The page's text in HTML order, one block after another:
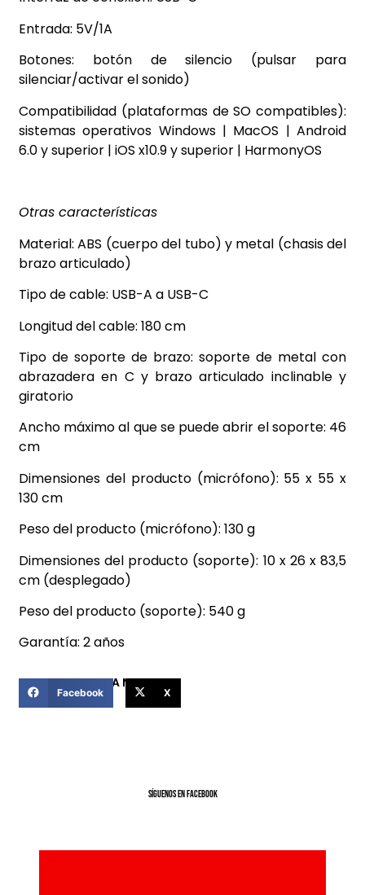
Entrada: 5V/1A
Botones: botón de silencio (pulsar para
silenciar/activar el sonido)
Compatibilidad (plataformas de SO compatibles):
sistemas operativos Windows | MacOS | Android
6.0 y superior | iOS x10.9 y superior | HarmonyOS
Otras características
Material: ABS (cuerpo del tubo) y metal (chasis del
brazo articulado)
Tipo de cable: USB-A a USB-C
Longitud del cable: 180 cm
Tipo de soporte de brazo: soporte de metal con
abrazadera en C y brazo articulado inclinable y
giratorio
Ancho máximo al que se puede abrir el soporte: 46
cm
Dimensiones del producto (micrófono): 55 x 55 x
130 cm
Peso del producto (micrófono): 130 g
Dimensiones del producto (soporte): 10 x 26 x 83,5
cm (desplegado)
Peso del producto (soporte): 540 g
Garantía: 2 años
COMPARTIR ESTA NOTICIA
Facebook X
SíGUENOS EN FACEBOOK